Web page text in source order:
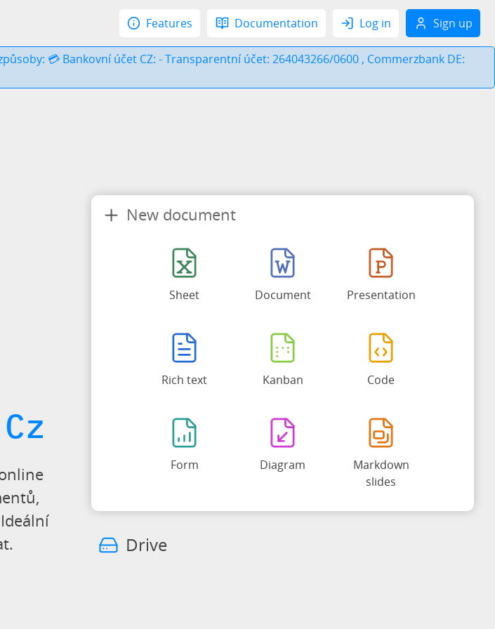
Features Documentation Log in Sign up
💳 Bankovní účet CZ: - Transparentní účet: 264043266/0600 , Commerzbank DE:
New document
Sheet Document Presentation
Rich text Kanban Code
Form Diagram
Markdown
slides
Drive